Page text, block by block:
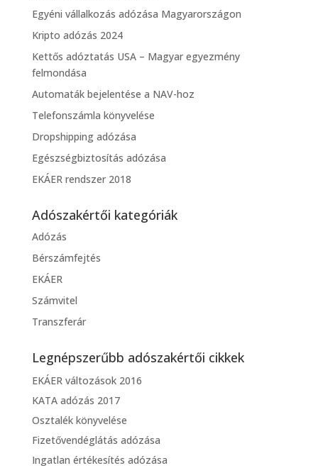
Egyéni vállalkozás adózása Magyarországon
Kripto adózás 2024
Kettős adóztatás USA – Magyar egyezmény
felmondása
Automaták bejelentése a NAV-hoz
Telefonszámla könyvelése
Dropshipping adózása
Egészségbiztosítás adózása
EKÁER rendszer 2018
Adószakértői kategóriák
Adózás
Bérszámfejtés
EKÁER
Számvitel
Transzferár
Legnépszerűbb adószakértői cikkek
EKÁER változások 2016
KATA adózás 2017
Osztalék könyvelése
Fizetővendéglátás adózása
Ingatlan értékesítés adózása